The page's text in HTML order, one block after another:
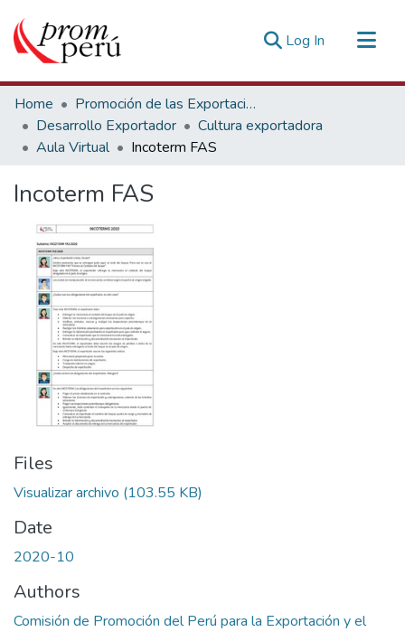
Log In (current)
Communities & Collections
All of DSpace
Statistics
Home
Promoción de las Exportaciones
Desarrollo Exportador
Cultura exportadora
Aula Virtual
Incoterm FAS
Incoterm FAS
Files
Visualizar archivo (103.55 KB)
Date
2020-10
Authors
Comisión de Promoción del Perú para la Exportación y el